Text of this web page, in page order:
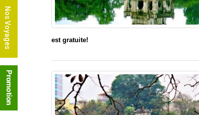
est gratuite!
Nos Voyages